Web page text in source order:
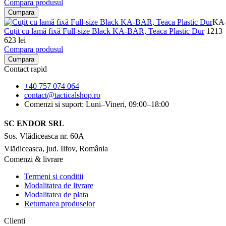
Compara produsul
Cumpara
Cuțit cu lamă fixă Full-size Black KA-BAR, Teaca Plastic Dur1213
623 lei
Compara produsul
Cumpara
Contact rapid
+40 757 074 064
contact@tacticalshop.ro
Comenzi si suport: Luni–Vineri, 09:00–18:00
SC ENDOR SRL
Sos. Vlădiceasca nr. 60A
Vlădiceasca, jud. Ilfov, România
Comenzi & livrare
Termeni si conditii
Modalitatea de livrare
Modalitatea de plata
Returnarea produselor
Clienti